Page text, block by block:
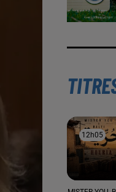
12h05
12h05